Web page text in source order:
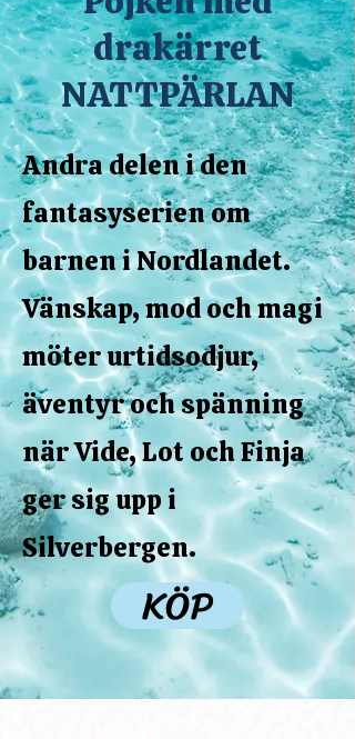
drakärret
NATTPÄRLAN
Andra delen i den
fantasyserien om
barnen i Nordlandet.
Vänskap, mod och magi
möter urtidsodjur,
äventyr och spänning
när Vide, Lot och Finja
ger sig upp i
Silverbergen.
KÖP